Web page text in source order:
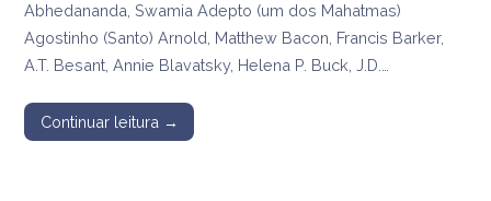
Abhedananda, Swamia Adepto (um dos Mahatmas)
Agostinho (Santo) Arnold, Matthew Bacon, Francis Barker,
A.T. Besant, Annie Blavatsky, Helena P. Buck, J.D.…
Continuar leitura →